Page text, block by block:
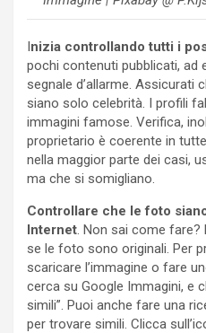
Inizia controllando tutti i
pochi contenuti pubblicati, ad
segnale d’allarme. Assicurati
siano solo celebrità. I profili
immagini famose. Verifica,
proprietario è coerente in
nella maggior parte dei casi,
ma che si somigliano.
Controllare che le foto
Internet. Non sai come fare?
se le foto sono originali. Per
scaricare l’immagine o fare
cerca su Google Immagini, e
simili”. Puoi anche fare una
per trovare simili. Clicca